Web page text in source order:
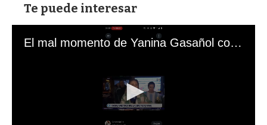
Te puede interesar
El mal momento de Yanina Gasañol con un hincha argentino en "Subrayado"